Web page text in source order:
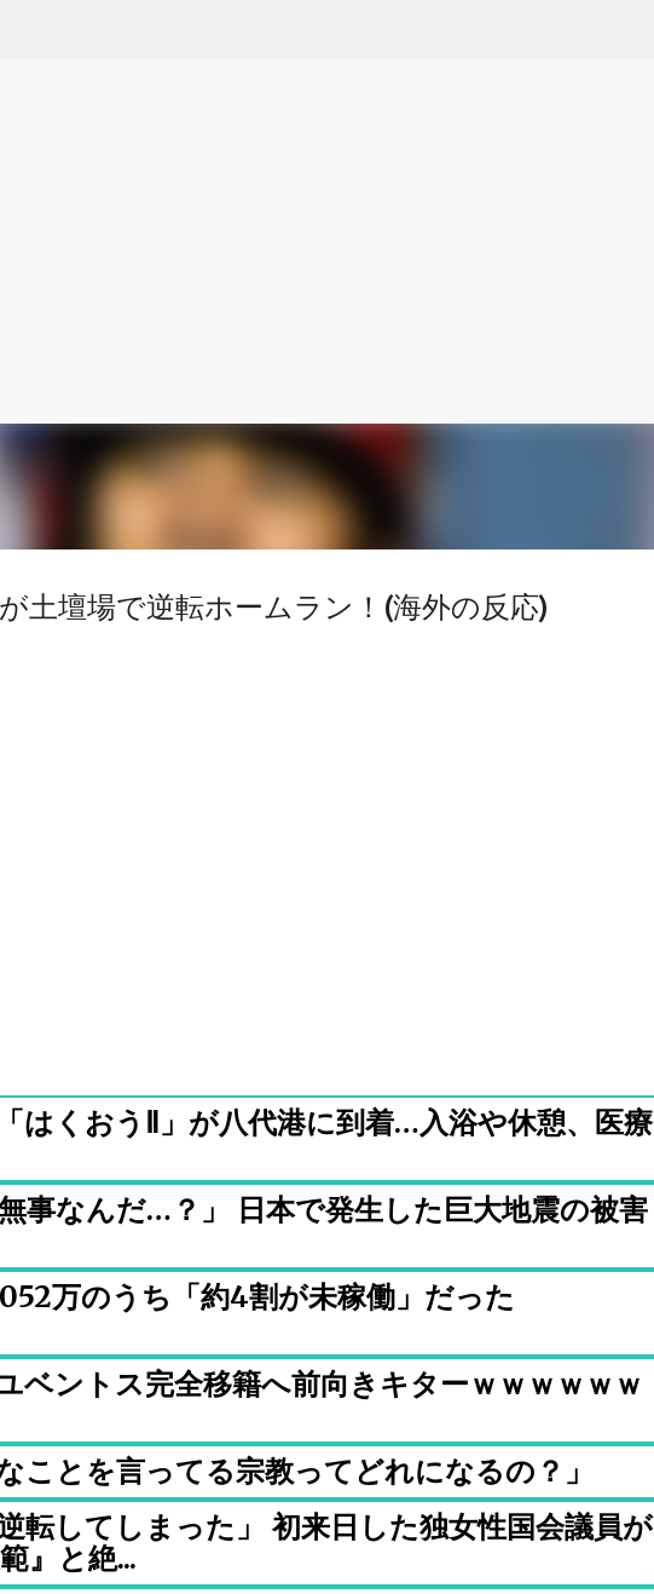
土壇場で逆転ホームラン！(海外の反応)
はくおうⅡ」が八代港に到着…入浴や休憩、医療
事なんだ…？」 日本で発生した巨大地震の被害
万のうち「約4割が未稼働」だった
ベントス完全移籍へ前向きキターｗｗｗｗｗｗ
ことを言ってる宗教ってどれになるの？」
転してしまった」 初来日した独女性国会議員が
』と絶...